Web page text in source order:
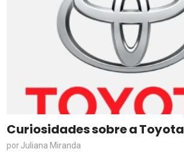
Curiosidades sobre a Toyota
porJuliana Miranda